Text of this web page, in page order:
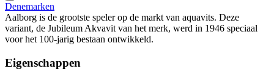
Denemarken
Aalborg is de grootste speler op de markt van aquavits. Deze
variant, de Jubileum Akvavit van het merk, werd in 1946 speciaal
voor het 100-jarig bestaan ontwikkeld.
Eigenschappen